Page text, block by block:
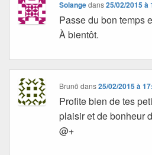
Solangedans25/02/2015 à
Passe du bon temps
À bientôt.
Brunô dans25/02/2015 à
Profite bien de tes
plaisir et de bonheur
@+